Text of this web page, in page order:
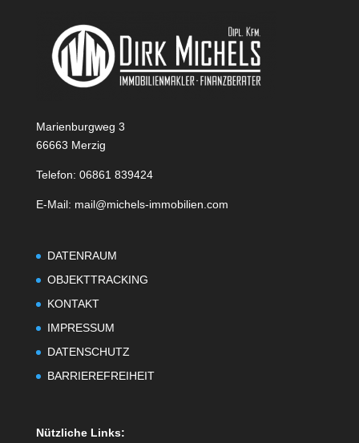
Marienburgweg 3
66663 Merzig
Telefon: 06861 839424
E-Mail: mail@michels-immobilien.com
DATENRAUM
OBJEKTTRACKING
KONTAKT
IMPRESSUM
DATENSCHUTZ
BARRIEREFREIHEIT
Nützliche Links: